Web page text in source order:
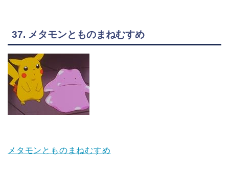
37. メタモンとものまねむすめ
メタモンとものまねむすめ